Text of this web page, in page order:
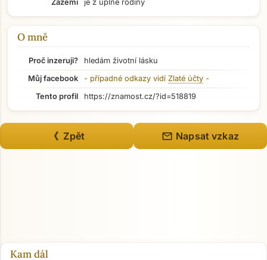
Zázemí
je z úplné rodiny
O mně
Proč inzeruji?
hledám životní lásku
Můj facebook
- případné odkazy vidí Zlaté účty -
Tento profil
https://znamost.cz/?id=518819
《 Zpět mail Napsat vzkaz
Kam dál